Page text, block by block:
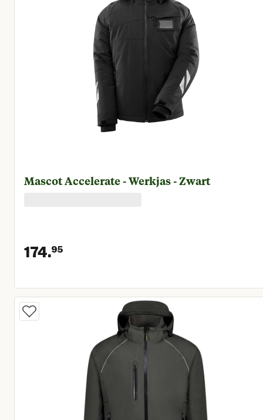
Mascot Accelerate - Werkjas - Zwart
174.95
Huidige prijs € 174,95